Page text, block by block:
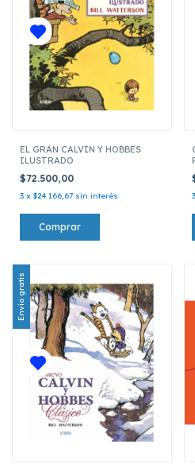
EL GRAN CALVIN Y HOBBES
ILUSTRADO
$72.500,00
3 x $24.166,67 sin interés 3
Envío gratis